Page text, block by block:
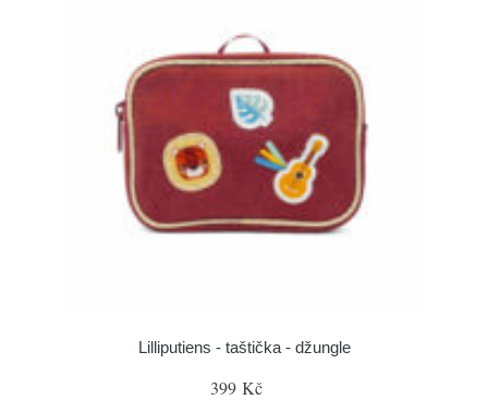
Lilliputiens - taštička - džungle
399 Kč